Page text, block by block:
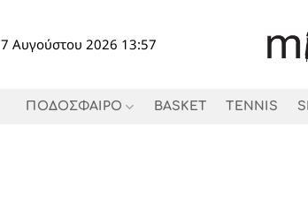
7 Αυγούστου 2026 13:57
ΠΟΔΟΣΦΑΙΡΟ BASKET TENNIS